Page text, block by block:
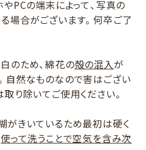
PCの端末によって、写真の
場合がございます。何卒ご了
のため、綿花の殻の混入が
自然なものなので害はござい
り除いてご使用ください。
きいているため最初は硬く
使って洗うことで空気を含み次